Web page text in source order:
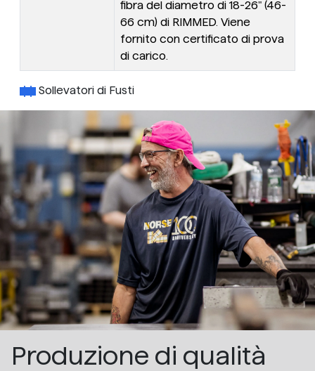
fibra del diametro di 18-26" (46-
66 cm) di RIMMED. Viene
fornito con certificato di prova
di carico.
Sollevatori di Fusti
Produzione di qualità